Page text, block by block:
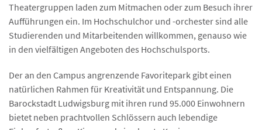
Theatergruppen laden zum Mitmachen oder zum Besuch ihrer
Aufführungen ein. Im Hochschulchor und -orchester sind alle
Studierenden und Mitarbeitenden willkommen, genauso wie
in den vielfältigen Angeboten des Hochschulsports.
Der an den Campus angrenzende Favoritepark gibt einen
natürlichen Rahmen für Kreativität und Entspannung. Die
Barockstadt Ludwigsburg mit ihren rund 95.000 Einwohnern
bietet neben prachtvollen Schlössern auch lebendige